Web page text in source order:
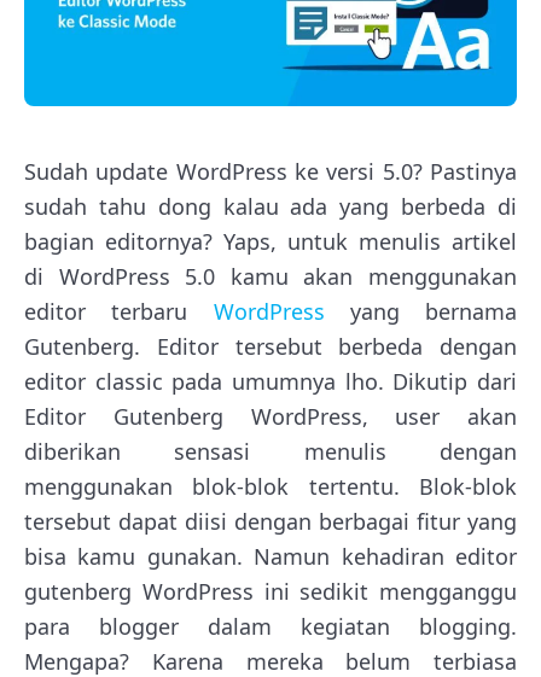
Sudah update WordPress ke versi 5.0? Pastinya
sudah tahu dong kalau ada yang berbeda di
bagian editornya? Yaps, untuk menulis artikel
di WordPress 5.0 kamu akan menggunakan
editor terbaru WordPress yang bernama
Gutenberg. Editor tersebut berbeda dengan
editor classic pada umumnya lho. Dikutip dari
Editor Gutenberg WordPress, user akan
diberikan sensasi menulis dengan
menggunakan blok-blok tertentu. Blok-blok
tersebut dapat diisi dengan berbagai fitur yang
bisa kamu gunakan. Namun kehadiran editor
gutenberg WordPress ini sedikit mengganggu
para blogger dalam kegiatan blogging.
Mengapa? Karena mereka belum terbiasa